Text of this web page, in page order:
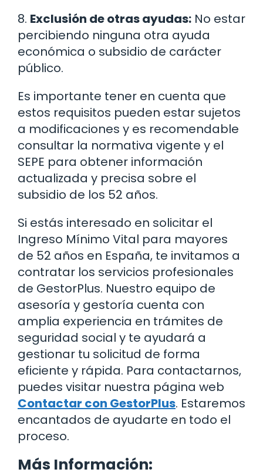
8. Exclusión de otras ayudas: No estar
percibiendo ninguna otra ayuda
económica o subsidio de carácter
público.
Es importante tener en cuenta que
estos requisitos pueden estar sujetos
a modificaciones y es recomendable
consultar la normativa vigente y el
SEPE para obtener información
actualizada y precisa sobre el
subsidio de los 52 años.
Si estás interesado en solicitar el
Ingreso Mínimo Vital para mayores
de 52 años en España, te invitamos a
contratar los servicios profesionales
de GestorPlus. Nuestro equipo de
asesoría y gestoría cuenta con
amplia experiencia en trámites de
seguridad social y te ayudará a
gestionar tu solicitud de forma
eficiente y rápida. Para contactarnos,
puedes visitar nuestra página web
Contactar con GestorPlus. Estaremos
encantados de ayudarte en todo el
proceso.
Más Información: